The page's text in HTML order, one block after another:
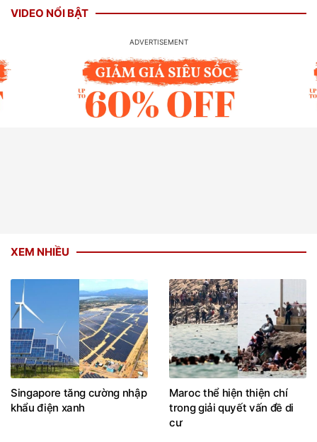
VIDEO NỔI BẬT
XEM NHIỀU
Singapore tăng cường nhập
khẩu điện xanh
Maroc thể hiện thiện chí
trong giải quyết vấn đề di
cư